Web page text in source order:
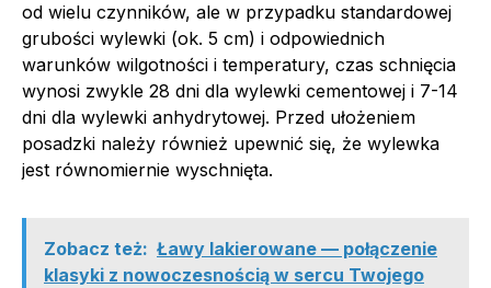
od wielu czynników, ale w przypadku standardowej
grubości wylewki (ok. 5 cm) i odpowiednich
warunków wilgotności i temperatury, czas schnięcia
wynosi zwykle 28 dni dla wylewki cementowej i 7-14
dni dla wylewki anhydrytowej. Przed ułożeniem
posadzki należy również upewnić się, że wylewka
jest równomiernie wyschnięta.
Zobacz też: Ławy lakierowane — połączenie
klasyki z nowoczesnością w sercu Twojego